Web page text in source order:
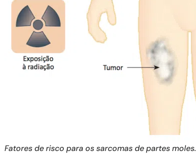
Fatores de risco para os sarcomas de partes moles.